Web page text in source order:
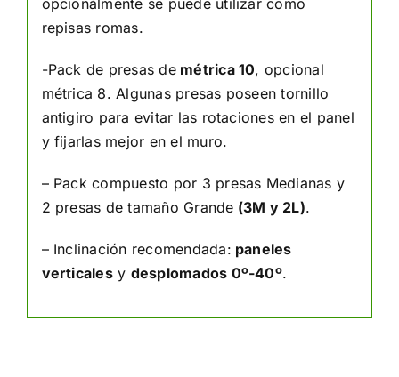
opcionálmente se puede utilizar como
repisas romas.
-Pack de presas demétrica 10, opcional
métrica 8. Algunas presas poseen tornillo
antigiro para evitar las rotaciones en el panel
y fijarlas mejor en el muro.
– Pack compuesto por 3 presas Medianas y
2 presas de tamaño Grande (3M y 2L).
– Inclinación recomendada: paneles
verticalesy desplomados 0º-40º.